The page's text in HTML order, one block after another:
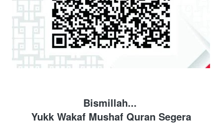
Bismillah...
Yukk Wakaf Mushaf Quran Segera